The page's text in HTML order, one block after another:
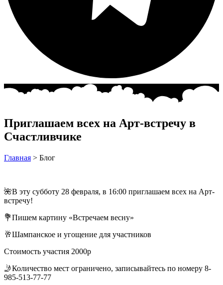
Приглашаем всех на Арт-встречу в
Счастливчике
Главная > Блог
🌺В эту субботу 28 февраля, в 16:00 приглашаем всех на Арт-
встречу!
💐Пишем картину «Встречаем весну»
🥂Шампанское и угощение для участников
Стоимость участия 2000р
🤳Количество мест ограничено, записывайтесь по номеру 8-
985-513-77-77